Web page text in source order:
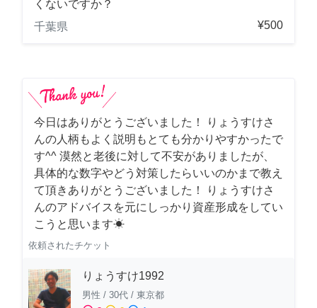
くないですか？
千葉県
¥500
今日はありがとうございました！ りょうすけさ
んの人柄もよく説明もとても分かりやすかったで
す^^ 漠然と老後に対して不安がありましたが、
具体的な数字やどう対策したらいいのかまで教え
て頂きありがとうございました！ りょうすけさ
んのアドバイスを元にしっかり資産形成をしてい
こうと思います☀︎
依頼されたチケット
りょうすけ1992
男性 / 30代 / 東京都